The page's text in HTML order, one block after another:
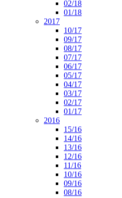
02/18
01/18
2017
10/17
09/17
08/17
07/17
06/17
05/17
04/17
03/17
02/17
01/17
2016
15/16
14/16
13/16
12/16
11/16
10/16
09/16
08/16